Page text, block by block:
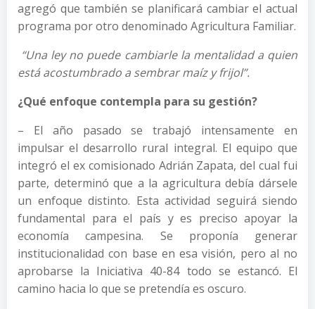
agregó que también se planificará cambiar el actual
programa por otro denominado Agricultura Familiar.
“Una ley no puede cambiarle la mentalidad a quien
está acostumbrado a sembrar maíz y frijol”.
¿Qué enfoque contempla para su gestión?
– El año pasado se trabajó intensamente en
impulsar el desarrollo rural integral. El equipo que
integró el ex comisionado Adrián Zapata, del cual fui
parte, determinó que a la agricultura debía dársele
un enfoque distinto. Esta actividad seguirá siendo
fundamental para el país y es preciso apoyar la
economía campesina. Se proponía generar
institucionalidad con base en esa visión, pero al no
aprobarse la Iniciativa 40-84 todo se estancó. El
camino hacia lo que se pretendía es oscuro.